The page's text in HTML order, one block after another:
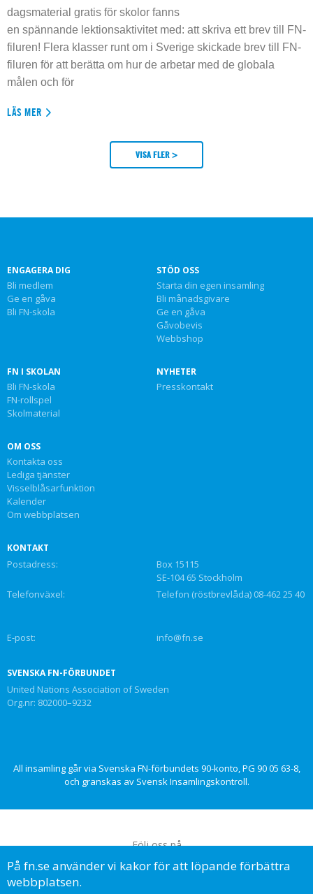
dagsmaterial gratis för skolor fanns
en spännande lektionsaktivitet med: att skriva ett brev till FN-
filuren! Flera klasser runt om i Sverige skickade brev till FN-
filuren för att berätta om hur de arbetar med de globala
målen och för
LÄS MER
VISA FLER >
ENGAGERA DIG
Bli medlem
Ge en gåva
Bli FN-skola
STÖD OSS
Starta din egen insamling
Bli månadsgivare
Ge en gåva
Gåvobevis
Webbshop
FN I SKOLAN
Bli FN-skola
FN-rollspel
Skolmaterial
NYHETER
Presskontakt
OM OSS
Kontakta oss
Lediga tjänster
Visselblåsarfunktion
Kalender
Om webbplatsen
KONTAKT
Postadress:
Box 15115
SE-104 65 Stockholm
Telefonväxel:
Telefon (röstbrevlåda) 08-462 25 40
E-post: info@fn.se
SVENSKA FN-FÖRBUNDET
United Nations Association of Sweden
Org.nr: 802000–9232
All insamling går via Svenska FN-förbundets 90-konto, PG 90 05 63-8,
och granskas av Svensk Insamlingskontroll.
Följ oss på
På fn.se använder vi kakor för att löpande förbättra
webbplatsen.